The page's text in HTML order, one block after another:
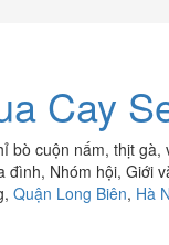
Cay
bò cuộn nấm, thịt
đình, Nhóm hội, Giới
Quận Long Biên, Hà